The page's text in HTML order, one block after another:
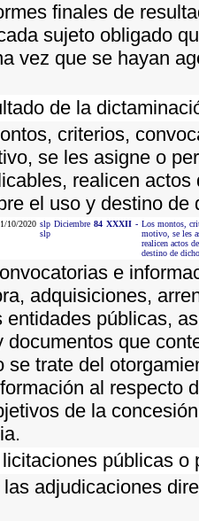
finales de
sujeto obligado
vez que se hayan
de la
criterios,
se les asigne o
realicen
el uso y destino de
10/2020 slp
slp
Diciembre 84 XXXII - Los montos,
motivo, se les
realicen actos
destino de
e
adquisiciones,
entidades públicas,
documentos que
se trate del
al respecto
de la
públicas
adjudicaciones